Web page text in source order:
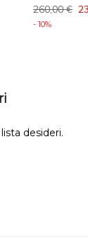
260,00 €
- 10%
desideri.